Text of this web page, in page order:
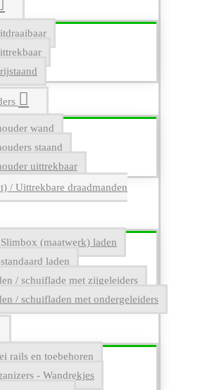
wand
staand
uittrekbaar
/ Uittrekbare draadmanden
(maatwerk) laden
laden
/ schuiflade met zijgeleiders
/ schuifladen met ondergeleiders
rails en toebehoren
- Wandrekjes